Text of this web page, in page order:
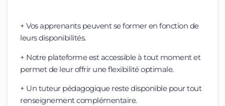
+ Vos apprenants peuvent se former en fonction de
leurs disponibilités.
+ Notre plateforme est accessible à tout moment et
permet de leur offrir une flexibilité optimale.
+ Un tuteur pédagogique reste disponible pour tout
renseignement complémentaire.